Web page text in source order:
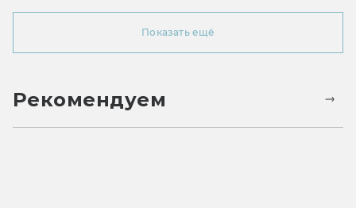
Показать ещё
Рекомендуем